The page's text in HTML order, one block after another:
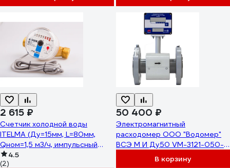
2 615 ₽
Счетчик холодной воды
ITELMA (Ду=15мм, L=80мм,
Qном=1,5 м3/ч, импульсный
выход ГЕРКОН, вес импульса =1
л) WFK24.D080-3-B-L-01-IP54
4.5
(2)
50 400 ₽
Электромагнитный
расходомер ООО "Водомер"
ВСЭ М И Ду50 VM-3121-050-
В корзину